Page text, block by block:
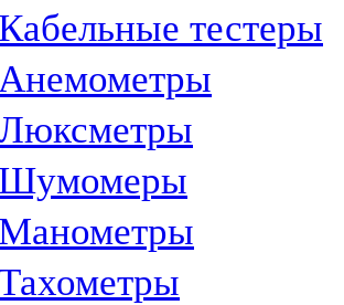
Кабельные тестеры
Шумомеры
Манометры